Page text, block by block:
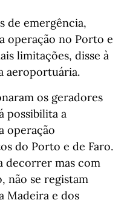
de emergência,
operação no Porto e
limitações, disse à
aeroportuária.
os geradores
possibilita a
operação
do Porto e de Faro.
decorrer mas com
não se registam
Madeira e dos